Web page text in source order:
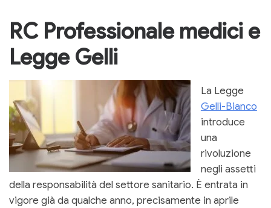
RC Professionale medici e
Legge Gelli
La Legge
Gelli-Bianco
introduce
una
rivoluzione
negli assetti
della responsabilità del settore sanitario. È entrata in
vigore già da qualche anno, precisamente in aprile